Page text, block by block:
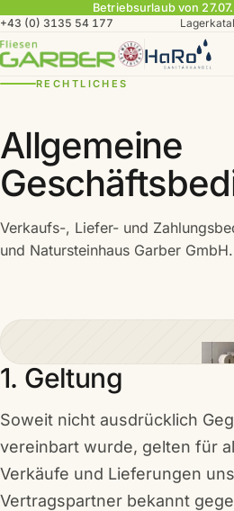
Betriebsurlaub von
+43 (0) 3135 54 177
RECHTLICHES
Allgemeine
Verkaufs-, Liefer- und
und Natursteinhaus Garber GmbH.
1. Geltung
Soweit nicht ausdrücklich
vereinbart wurde, gelten für
Verkäufe und Lieferungen
Vertragspartner bekannt